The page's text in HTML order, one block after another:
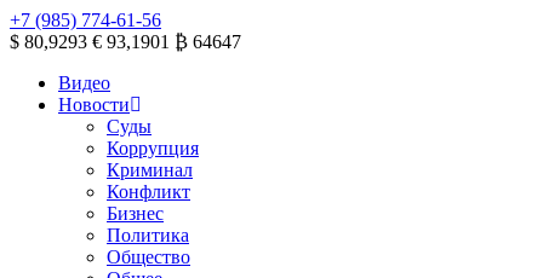
+7 (985) 774-61-56
$ 80,9293 € 93,1901 ₿ 64647
Видео
Новости
Суды
Коррупция
Криминал
Конфликт
Бизнес
Политика
Общество